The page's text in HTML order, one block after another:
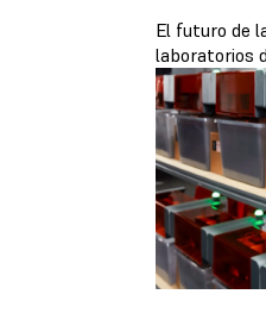
El futuro de
laboratorios